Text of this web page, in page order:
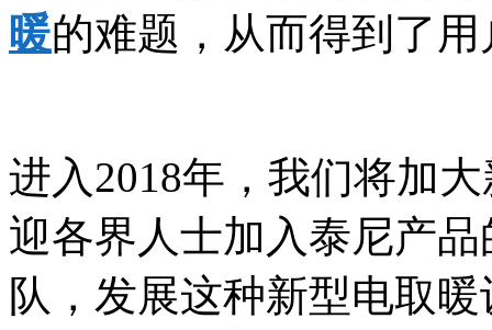
暖的难题，从而得到了
进入2018年，我们将加
迎各界人士加入泰尼产
队，发展这种新型电取